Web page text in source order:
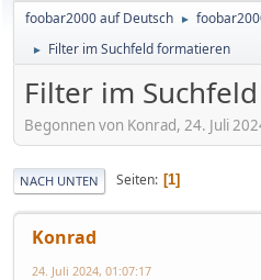
foobar2000 auf Deutsch ►
► Filter im Suchfeld formatieren
Filter im
Begonnen von Konrad, 24. Juli
NACH UNTEN Seiten 1
Konrad
24. Juli 2024, 01:07:17